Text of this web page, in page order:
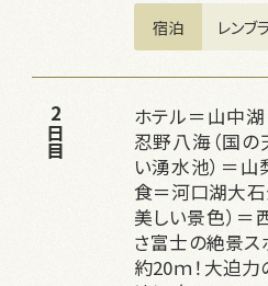
宿泊 レンブ
2日目
ホテル＝山中湖
忍野八海（国
い湧水池）＝
食＝河口湖大
美しい景色）＝
さ富士の絶景ス
約20ｍ！大迫力